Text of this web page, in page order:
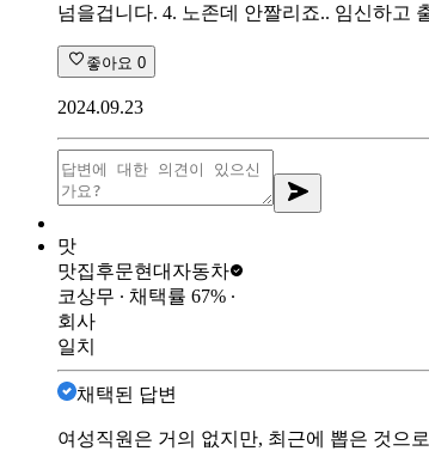
넘을겁니다. 4. 노존데 안짤리죠.. 임신하고
좋아요 0
2024.09.23
맛
맛집후문현대자동차
코상무 ∙ 채택률 67% ∙
회사
일치
채택된 답변
여성직원은 거의 없지만, 최근에 뽑은 것으